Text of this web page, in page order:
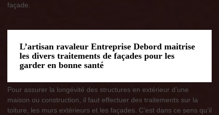
façade.
L’artisan ravaleur Entreprise Debord maitrise
les divers traitements de façades pour les
garder en bonne santé
Pour assurer la longévité des structures en extérieur d’une
maison ou construction, il faut effectuer des traitements sur la
toiture, les murs extérieurs et les façades. C’est dans ce sens qu’il